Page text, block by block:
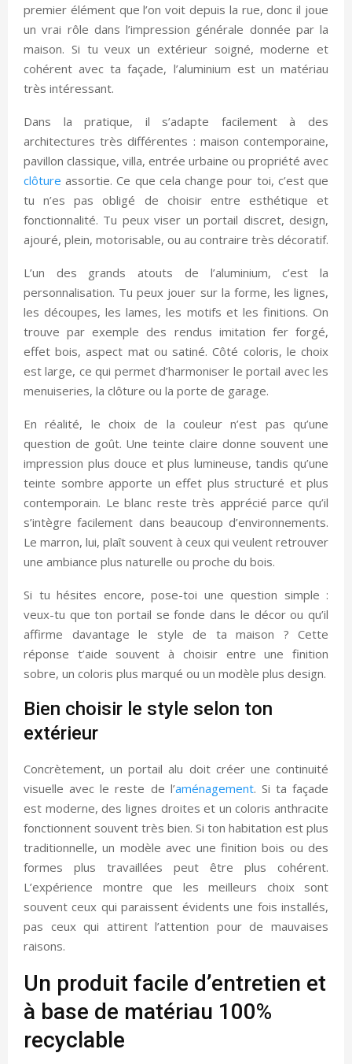
premier élément que l’on voit depuis la rue, donc il joue
un vrai rôle dans l’impression générale donnée par la
maison. Si tu veux un extérieur soigné, moderne et
cohérent avec ta façade, l’aluminium est un matériau
très intéressant.
Dans la pratique, il s’adapte facilement à des
architectures très différentes : maison contemporaine,
pavillon classique, villa, entrée urbaine ou propriété avec
clôture assortie. Ce que cela change pour toi, c’est que
tu n’es pas obligé de choisir entre esthétique et
fonctionnalité. Tu peux viser un portail discret, design,
ajouré, plein, motorisable, ou au contraire très décoratif.
L’un des grands atouts de l’aluminium, c’est la
personnalisation. Tu peux jouer sur la forme, les lignes,
les découpes, les lames, les motifs et les finitions. On
trouve par exemple des rendus imitation fer forgé,
effet bois, aspect mat ou satiné. Côté coloris, le choix
est large, ce qui permet d’harmoniser le portail avec les
menuiseries, la clôture ou la porte de garage.
En réalité, le choix de la couleur n’est pas qu’une
question de goût. Une teinte claire donne souvent une
impression plus douce et plus lumineuse, tandis qu’une
teinte sombre apporte un effet plus structuré et plus
contemporain. Le blanc reste très apprécié parce qu’il
s’intègre facilement dans beaucoup d’environnements.
Le marron, lui, plaît souvent à ceux qui veulent retrouver
une ambiance plus naturelle ou proche du bois.
Si tu hésites encore, pose-toi une question simple :
veux-tu que ton portail se fonde dans le décor ou qu’il
affirme davantage le style de ta maison ? Cette
réponse t’aide souvent à choisir entre une finition
sobre, un coloris plus marqué ou un modèle plus design.
Bien choisir le style selon ton
extérieur
Concrètement, un portail alu doit créer une continuité
visuelle avec le reste de l’aménagement. Si ta façade
est moderne, des lignes droites et un coloris anthracite
fonctionnent souvent très bien. Si ton habitation est plus
traditionnelle, un modèle avec une finition bois ou des
formes plus travaillées peut être plus cohérent.
L’expérience montre que les meilleurs choix sont
souvent ceux qui paraissent évidents une fois installés,
pas ceux qui attirent l’attention pour de mauvaises
raisons.
Un produit facile d’entretien et
à base de matériau 100%
recyclable